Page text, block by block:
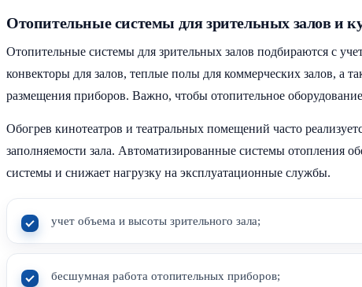
Отопительные системы для зрительных залов и
Отопительные системы для зрительных залов подбираются с
конвекторы для залов, теплые полы для коммерческих залов, а
размещения приборов. Важно, чтобы отопительное
Обогрев кинотеатров и театральных помещений часто
заполняемости зала. Автоматизированные системы отопления
системы и снижает нагрузку на эксплуатационные службы.
учет объема и высоты зрительного зала;
бесшумная работа отопительных приборов;